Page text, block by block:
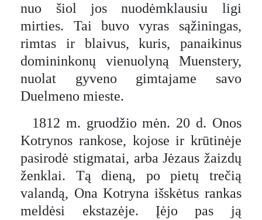
nuo šiol jos nuodėmklausiu ligi
mirties. Tai buvo vyras sąžiningas,
rimtas ir blaivus, kuris, panaikinus
domininkonų vienuolyną Muenstery,
nuolat gyveno gimtajame savo
Duelmeno mieste.
1812 m. gruodžio mėn. 20 d. Onos
Kotrynos rankose, kojose ir krūtinėje
pasirodė stigmatai, arba Jėzaus žaizdų
ženklai. Tą dieną, po pietų trečią
valandą, Ona Kotryna išskėtus rankas
meldėsi ekstazėje. Įėjo pas ją